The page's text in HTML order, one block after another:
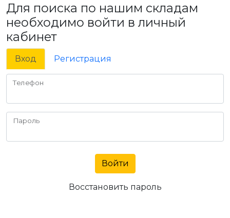
Для поиска по нашим складам
необходимо войти в личный
кабинет
Вход Регистрация
Телефон
Пароль
Войти
Восстановить пароль